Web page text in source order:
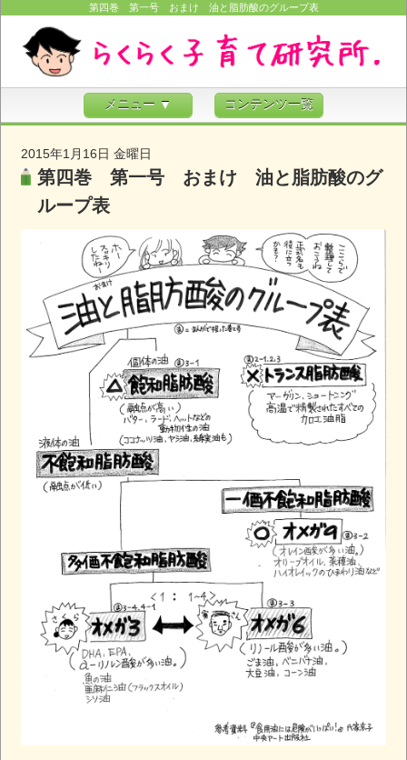
第四巻 第一号 おまけ 油と脂肪酸のグループ表
メニュー ▼ コンテンツ一覧
2015年1月16日 金曜日
第四巻 第一号 おまけ 油と脂肪酸のグ
ループ表